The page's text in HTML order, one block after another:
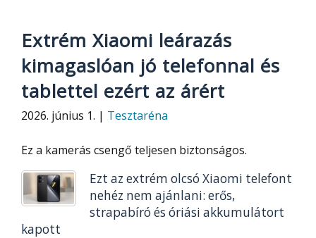
Extrém Xiaomi leárazás
kimagaslóan jó telefonnal és
tablettel ezért az árért
2026. június 1. | Tesztaréna
Ez a kamerás csengő teljesen biztonságos.
Ezt az extrém olcsó Xiaomi telefont
nehéz nem ajánlani: erős,
strapabíró és óriási akkumulátort
kapott